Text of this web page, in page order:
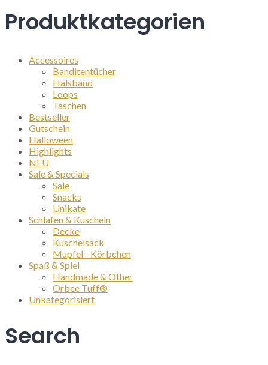
Produktkategorien
Accessoires
Banditentücher
Halsband
Loops
Taschen
Bestseller
Gutschein
Halloween
Highlights
NEU
Sale & Specials
Sale
Snacks
Unikate
Schlafen & Kuscheln
Decke
Kuschelsack
Mupfel - Körbchen
Spaß & Spiel
Handmade & Other
Orbee Tuff®
Unkategorisiert
Search